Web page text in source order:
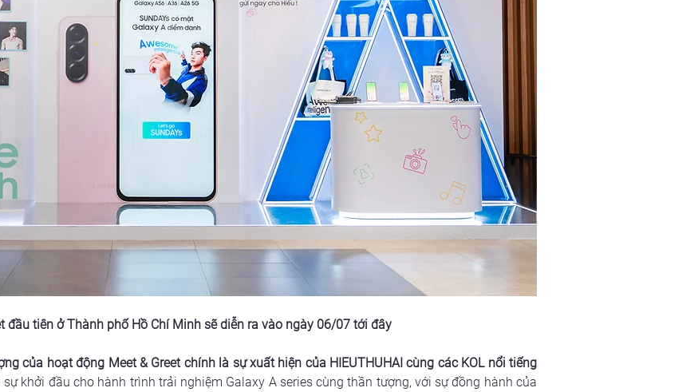
đầu tiên ở Thành phố Hồ Chí Minh sẽ diễn ra vào ngày 06/07 tới đây
của hoạt động Meet & Greet chính là sự xuất hiện của HIEUTHUHAI cùng các KOL nổi tiếng
khởi đầu cho hành trình trải nghiệm Galaxy A series cùng thần tượng, với sự đồng hành của